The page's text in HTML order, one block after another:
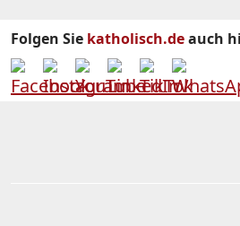
Folgen Sie katholisch.deauch